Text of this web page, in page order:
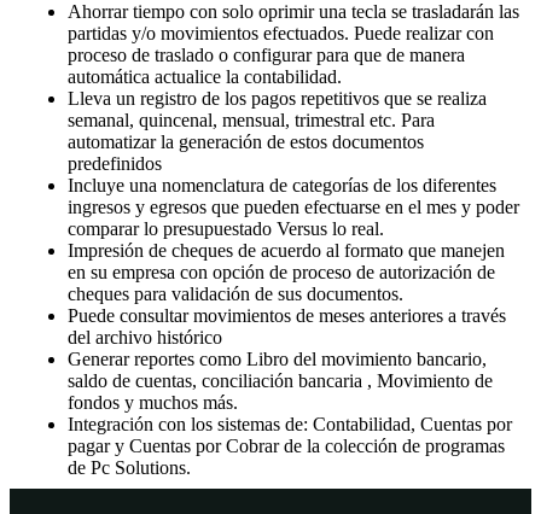
Ahorrar tiempo con solo oprimir una tecla se trasladarán las
partidas y/o movimientos efectuados. Puede realizar con
proceso de traslado o configurar para que de manera
automática actualice la contabilidad.
Lleva un registro de los pagos repetitivos que se realiza
semanal, quincenal, mensual, trimestral etc. Para
automatizar la generación de estos documentos
predefinidos
Incluye una nomenclatura de categorías de los diferentes
ingresos y egresos que pueden efectuarse en el mes y poder
comparar lo presupuestado Versus lo real.
Impresión de cheques de acuerdo al formato que manejen
en su empresa con opción de proceso de autorización de
cheques para validación de sus documentos.
Puede consultar movimientos de meses anteriores a través
del archivo histórico
Generar reportes como Libro del movimiento bancario,
saldo de cuentas, conciliación bancaria , Movimiento de
fondos y muchos más.
Integración con los sistemas de: Contabilidad, Cuentas por
pagar y Cuentas por Cobrar de la colección de programas
de Pc Solutions.